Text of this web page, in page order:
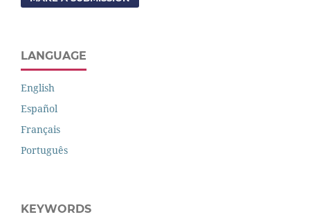
LANGUAGE
English
Español
Français
Português
KEYWORDS